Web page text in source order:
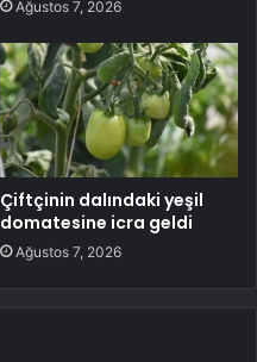
Ağustos 7, 2026
Çiftçinin dalındaki yeşil
domatesine icra geldi
Ağustos 7, 2026